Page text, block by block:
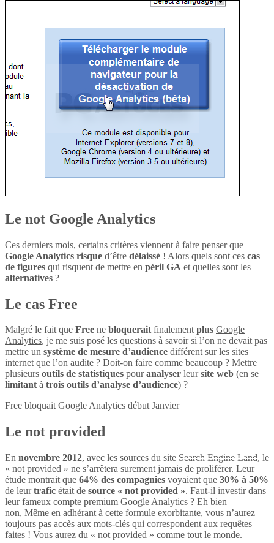
Le not Google Analytics
Ces derniers mois, certains critères viennent à faire penser que
Google Analytics risque d’être délaissé ! Alors quels sont ces cas
de figures qui risquent de mettre en péril GA et quelles sont les
alternatives ?
Le cas Free
Malgré le fait que Free ne bloqueraitfinalementplus Google
Analytics, je me suis posé les questions à savoir si l’on ne devait pas
mettre un système de mesure d’audience différent sur les sites
internet que l’on audite ? Doit-on faire comme beaucoup ? Mettre
plusieurs outils de statistiques pouranalyser leursite web (en se
limitantà trois outils d’analyse d’audience) ?
Free bloquait Google Analytics début Janvier
Le not provided
En novembre 2012, avec les sources du site Search Engine Land, le
« not provided » ne s’arrêtera surement jamais de proliférer. Leur
étude montrait que 64% des compagnies voyaient que 30% à 50%
de leurtrafic était de source « not provided ». Faut-il investir dans
leur fameux compte premium Google Analytics ? Eh bien
non, Même en adhérant à cette formule exorbitante, vous n’aurez
toujours pas accès aux mots-clés qui correspondent aux requêtes
faites ! Vous aurez du « not provided » comme tout le monde.